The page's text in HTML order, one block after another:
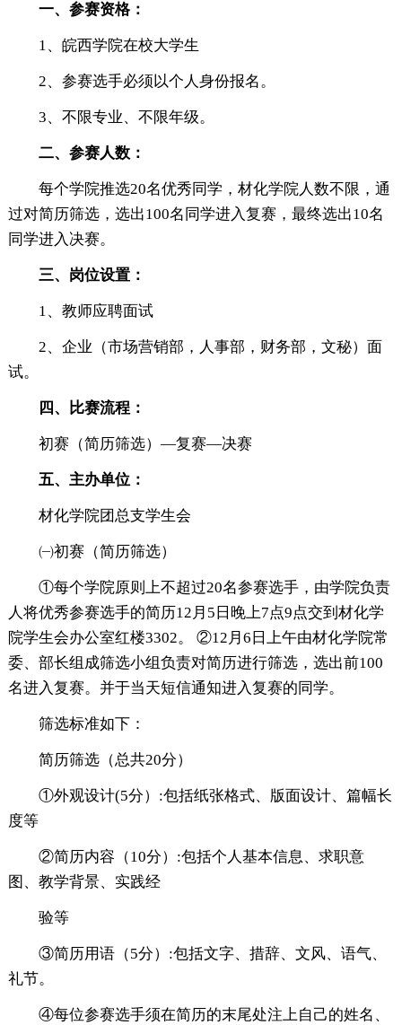
一、参赛资格：
1、皖西学院在校大学生
2、参赛选手必须以个人身份报名。
3、不限专业、不限年级。
二、参赛人数：
每个学院推选20名优秀同学，材化学院人数不限，通
过对简历筛选，选出100名同学进入复赛，最终选出10名
同学进入决赛。
三、岗位设置：
1、教师应聘面试
2、企业（市场营销部，人事部，财务部，文秘）面
试。
四、比赛流程：
初赛（简历筛选）—复赛—决赛
五、主办单位：
材化学院团总支学生会
㈠初赛（简历筛选）
①每个学院原则上不超过20名参赛选手，由学院负责
人将优秀参赛选手的简历12月5日晚上7点9点交到材化学
院学生会办公室红楼3302。 ②12月6日上午由材化学院常
委、部长组成筛选小组负责对简历进行筛选，选出前100
名进入复赛。并于当天短信通知进入复赛的同学。
筛选标准如下：
简历筛选（总共20分）
①外观设计(5分）:包括纸张格式、版面设计、篇幅长
度等
②简历内容（10分）:包括个人基本信息、求职意
图、教学背景、实践经
验等
③简历用语（5分）:包括文字、措辞、文风、语气、
礼节。
④每位参赛选手须在简历的末尾处注上自己的姓名、